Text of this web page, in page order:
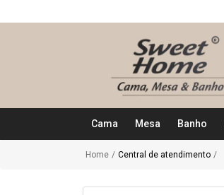
Cama Mesa Banho
Home / Central de atendimento /